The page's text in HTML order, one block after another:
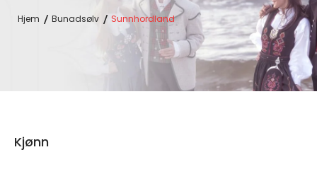
Hjem Bunadsølv Sunnhordland
Kjønn